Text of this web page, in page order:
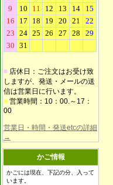
■ 店休日：ご注文はお受け致
しますが、発送・メールの送
信は営業日に行います。
■ 営業時間：10：00.～17：
00
営業日・時間・発送etcの詳細
→
かご情報
かごには現在、下記の分、入って
います。